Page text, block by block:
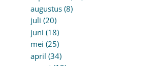
augustus (8)
juli (20)
juni (18)
mei (25)
april (34)